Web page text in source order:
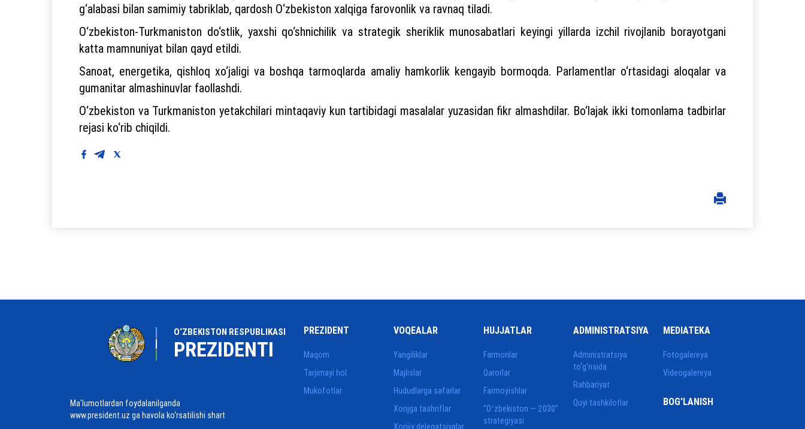
g‘alabasi bilan samimiy tabriklab, qardosh O‘zbekiston xalqiga farovonlik va ravnaq tiladi.
O‘zbekiston-Turkmaniston do‘stlik, yaxshi qo‘shnichilik va strategik sheriklik munosabatlari keyingi yillarda izchil rivojlanib borayotgani
katta mamnuniyat bilan qayd etildi.
Sanoat, energetika, qishloq xo‘jaligi va boshqa tarmoqlarda amaliy hamkorlik kengayib bormoqda. Parlamentlar o‘rtasidagi aloqalar va
gumanitar almashinuvlar faollashdi.
O‘zbekiston va Turkmaniston yetakchilari mintaqaviy kun tartibidagi masalalar yuzasidan fikr almashdilar. Bo‘lajak ikki tomonlama tadbirlar
rejasi ko‘rib chiqildi.
O‘ZBEKISTON RESPUBLIKASI
PREZIDENTI
Ma'lumotlardan foydalanilganda
www.president.uz ga havola ko‘rsatilishi shart
PREZIDENT
Maqom
Tarjimayi hol
Mukofotlar
VOQEALAR
Yangiliklar
Majlislar
Hududlarga safarlar
Xorijga tashriflar
Xorijiy delegatsiyalar
HUJJATLAR
Farmonlar
Qarorlar
Farmoyishlar
“Oʻzbekiston — 2030”
strategiyasi
ADMINISTRATSIYA
Administratsiya
to‘g‘risida
Rahbariyat
Quyi tashkilotlar
MEDIATEKA
Fotogalereya
Videogalereya
BOG'LANISH